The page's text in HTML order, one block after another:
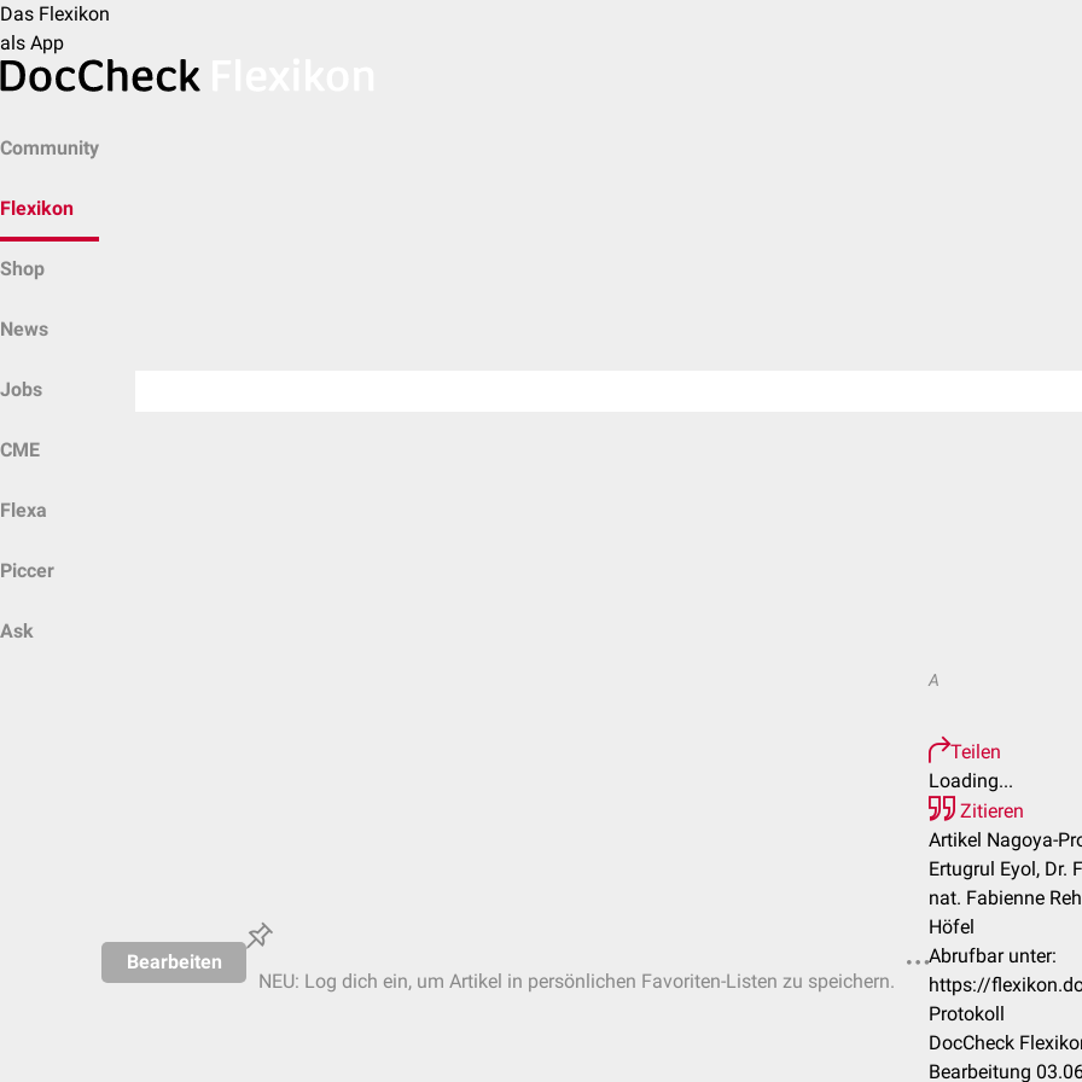
Das Flexikon
als App
Community
Flexikon
Shop
News
Jobs
CME
Flexa
Piccer
Ask
Bearbeiten
NEU: Log dich ein, um Artikel in persönlichen Favoriten-Listen zu speichern.
A
Teilen
Loading...
Zitieren
Artikel Nagoya-
Ertugrul Eyol, Dr.
nat. Fabienne
Höfel
Abrufbar unter:
https://
Protokoll
DocCheck
Bearbeitung